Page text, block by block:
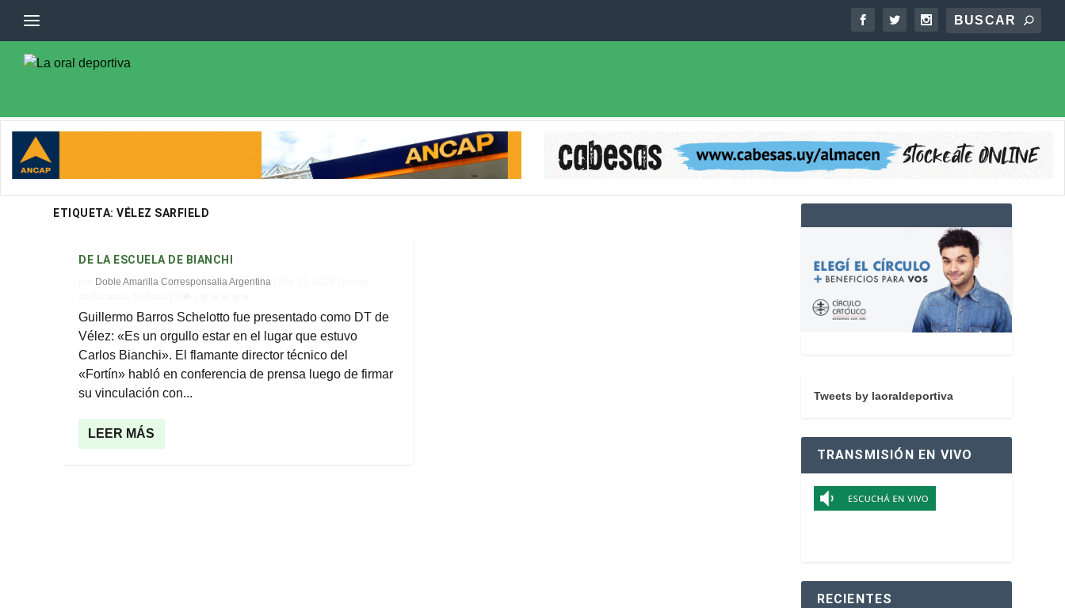
ETIQUETA:VÉLEZ SARFIELD
DE LA ESCUELA DE BIANCHI
Doble Amarilla Corresponsalia Argentina
Guillermo Barros Schelotto fue presentado como DT de
Vélez: «Es un orgullo estar en el lugar que estuvo
Carlos Bianchi». El flamante director técnico del
«Fortín» habló en conferencia de prensa luego de firmar
su vinculación con...
LEER MÁS
Tweets by laoraldeportiva
TRANSMISIÓN EN VIVO
RECIENTES